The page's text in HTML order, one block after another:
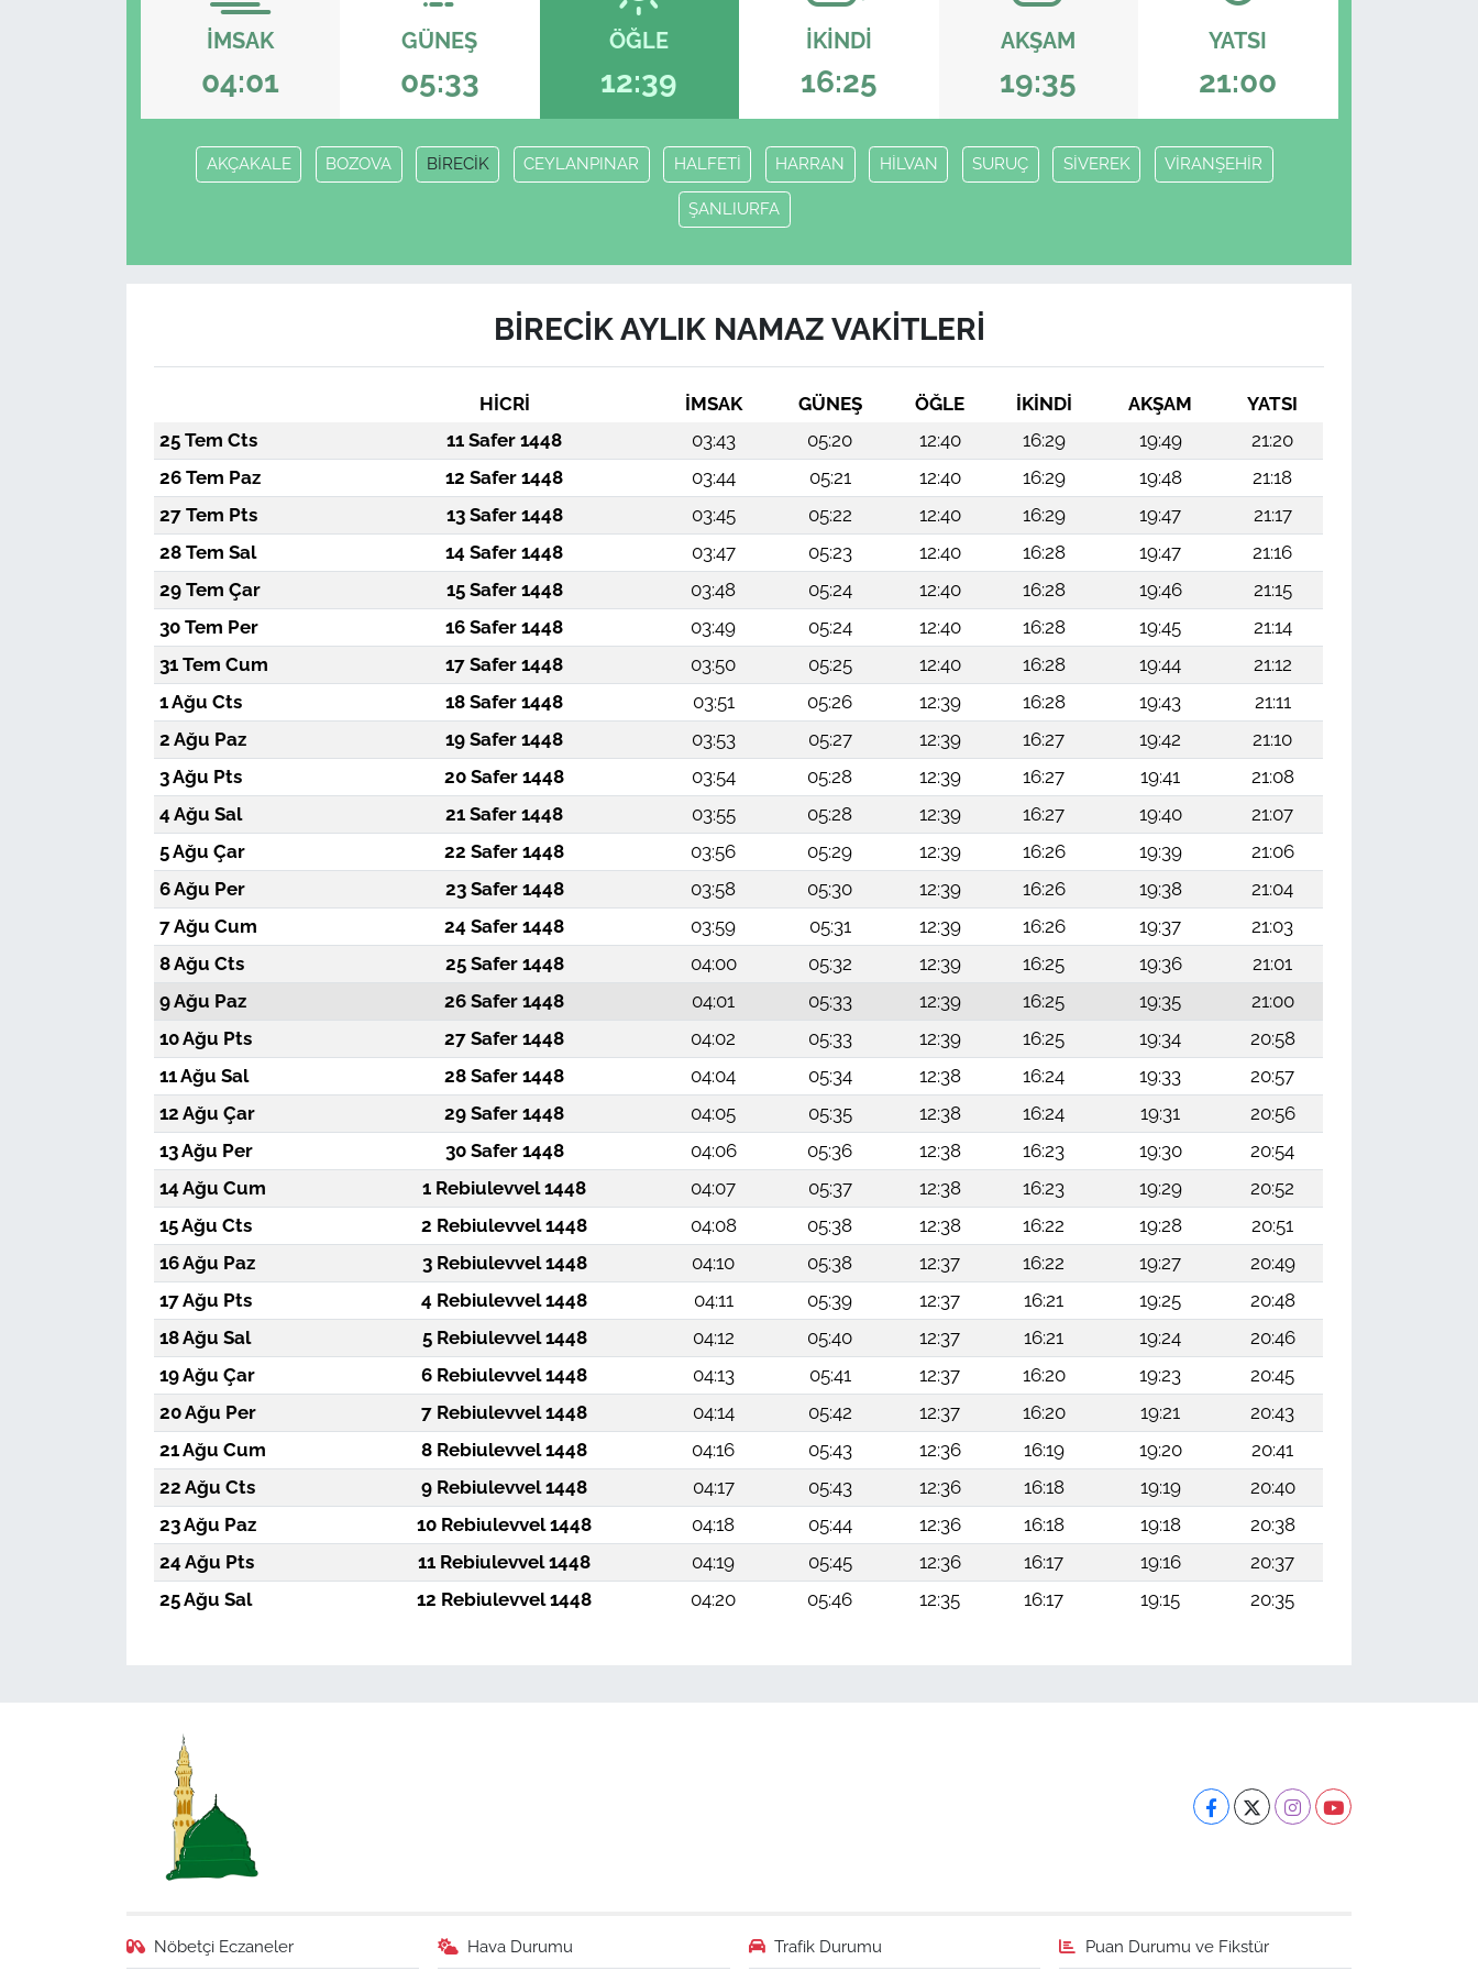
İMSAK
04:01
GÜNEŞ
05:33
ÖĞLE
12:39
İKINDI
16:25
AKŞAM
19:35
YATSI
21:00
AKÇAKALE BOZOVA BİRECİK CEYLANPINAR HALFETİ HARRAN HİLVAN SURUÇ SİVEREK VİRANŞEHİR
ŞANLIURFA
BİRECİK AYLIK NAMAZ VAKITLERI
HİCRİ İMSAK GÜNEŞ ÖĞLE İKINDI AKŞAM
YATSI
25 Tem Cts
11 Safer 1448 03:43 05:20 12:40 16:29 19:49
21:20
26 Tem Paz
12 Safer 1448 03:44 05:21 12:40 16:29 19:48
21:18
27 Tem Pts
13 Safer 1448 03:45 05:22 12:40 16:29 19:47
21:17
28 Tem Sal
14 Safer 1448 03:47 05:23 12:40 16:28 19:47
21:16
29 Tem Çar
15 Safer 1448 03:48 05:24 12:40 16:28 19:46
21:15
30 Tem Per
16 Safer 1448 03:49 05:24 12:40 16:28 19:45
21:14
31 Tem Cum
17 Safer 1448 03:50 05:25 12:40 16:28 19:44
21:12
1 Ağu Cts
18 Safer 1448 03:51 05:26 12:39 16:28 19:43
21:11
2 Ağu Paz
19 Safer 1448 03:53 05:27 12:39 16:27 19:42
21:10
3 Ağu Pts
20 Safer 1448 03:54 05:28 12:39 16:27 19:41
21:08
4 Ağu Sal
21 Safer 1448 03:55 05:28 12:39 16:27 19:40
21:07
5 Ağu Çar
22 Safer 1448 03:56 05:29 12:39 16:26 19:39
21:06
6 Ağu Per
23 Safer 1448 03:58 05:30 12:39 16:26 19:38
21:04
7 Ağu Cum
24 Safer 1448 03:59 05:31 12:39 16:26 19:37
21:03
8 Ağu Cts
25 Safer 1448 04:00 05:32 12:39 16:25 19:36
21:01
9 Ağu Paz
26 Safer 1448 04:01 05:33 12:39 16:25 19:35
21:00
10 Ağu Pts
27 Safer 1448 04:02 05:33 12:39 16:25 19:34
20:58
11 Ağu Sal
28 Safer 1448 04:04 05:34 12:38 16:24 19:33
20:57
12 Ağu Çar
29 Safer 1448 04:05 05:35 12:38 16:24 19:31
20:56
13 Ağu Per
30 Safer 1448 04:06 05:36 12:38 16:23 19:30
20:54
14 Ağu Cum
1 Rebiulevvel 1448 04:07 05:37 12:38 16:23 19:29
20:52
15 Ağu Cts
2 Rebiulevvel 1448 04:08 05:38 12:38 16:22 19:28
20:51
16 Ağu Paz
3 Rebiulevvel 1448 04:10 05:38 12:37 16:22 19:27
20:49
17 Ağu Pts
4 Rebiulevvel 1448 04:11 05:39 12:37 16:21 19:25
20:48
18 Ağu Sal
5 Rebiulevvel 1448 04:12 05:40 12:37 16:21 19:24
20:46
19 Ağu Çar
6 Rebiulevvel 1448 04:13 05:41 12:37 16:20 19:23
20:45
20 Ağu Per
7 Rebiulevvel 1448 04:14 05:42 12:37 16:20 19:21
20:43
21 Ağu Cum
8 Rebiulevvel 1448 04:16 05:43 12:36 16:19 19:20
20:41
22 Ağu Cts
9 Rebiulevvel 1448 04:17 05:43 12:36 16:18 19:19
20:40
23 Ağu Paz
10 Rebiulevvel 1448 04:18 05:44 12:36 16:18 19:18
20:38
24 Ağu Pts
11 Rebiulevvel 1448 04:19 05:45 12:36 16:17 19:16
20:37
25 Ağu Sal
12 Rebiulevvel 1448 04:20 05:46 12:35 16:17 19:15 20:35
Nöbetçi Eczaneler Hava Durumu Trafik Durumu Puan Durumu ve Fikstür